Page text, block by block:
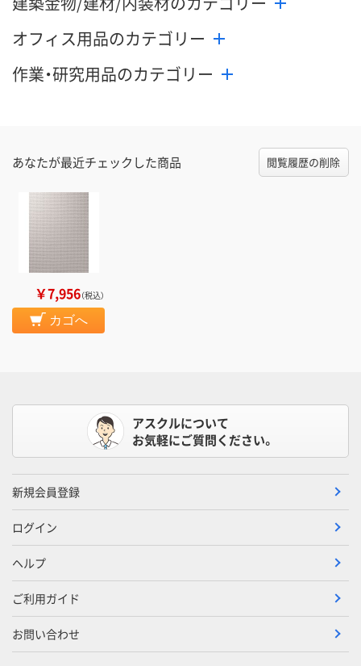
オフィス用品のカテゴリー
作業・研究用品のカテゴリー
あなたが最近チェックした商品 閲覧履歴の削除
￥7,956（税込）
カゴへ
アスクルについて
お気軽にご質問ください。
新規会員登録
ログイン
ヘルプ
ご利用ガイド
お問い合わせ